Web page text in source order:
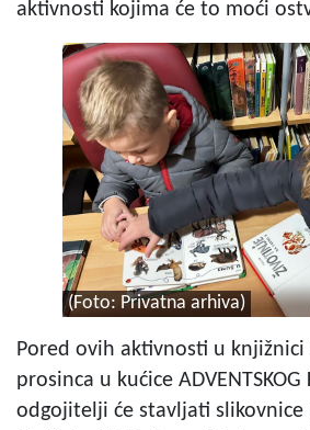
aktivnosti kojima će to moći
(Foto: Privatna arhiva)
Pored ovih aktivnosti u knjižnici
prosinca u kućice ADVENTSKOG
odgojitelji će stavljati slikovnice